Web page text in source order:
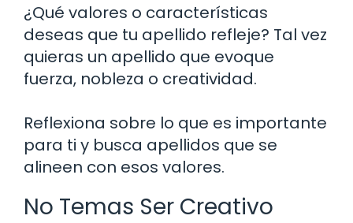
¿Qué valores o características
deseas que tu apellido refleje? Tal vez
quieras un apellido que evoque
fuerza, nobleza o creatividad.
Reflexiona sobre lo que es importante
para ti y busca apellidos que se
alineen con esos valores.
No Temas Ser Creativo